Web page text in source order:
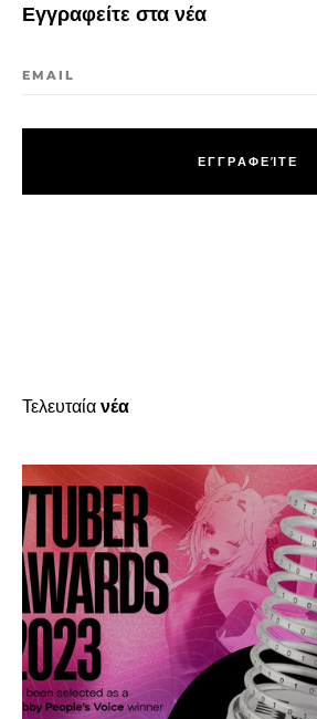
Εγγραφείτε στα νέα
EMAIL
ΕΓΓΡΑΦΕΊΤΕ
Τελευταία νέα